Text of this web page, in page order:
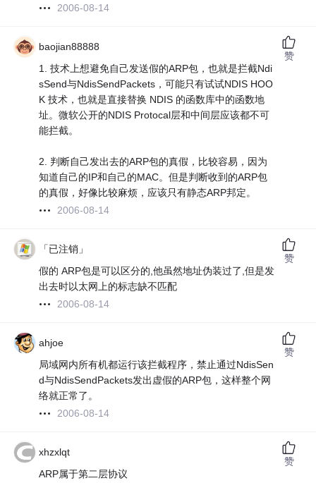
2006-08-14
baojian88888
1. 技术上想避免自己发送假的ARP包，也就是拦截Ndi
sSend与NdisSendPackets，可能只有试试NDIS HOO
K 技术，也就是直接替换 NDIS 的函数库中的函数地
址。微软公开的NDIS Protocal层和中间层应该都不可
能拦截。
2. 判断自己发出去的ARP包的真假，比较容易，因为
知道自己的IP和自己的MAC。但是判断收到的ARP包
的真假，好像比较麻烦，应该只有静态ARP邦定。
2006-08-14
赞
「已注销」
假的 ARP包是可以区分的,他虽然地址伪装过了,但是发
出去时以太网上的标志缺不匹配
2006-08-14
赞
ahjoe
局域网内所有机都运行该拦截程序，禁止通过NdisSen
d与NdisSendPackets发出虚假的ARP包，这样整个网
络就正常了。
2006-08-14
赞
xhzxlqt
ARP属于第二层协议
赞